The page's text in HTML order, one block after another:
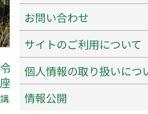
お問い合わせ
サイトのご利用について
個人情報の取り扱いにつ
情報公開
れ
ま
し
令和５年度 石水古文書講座
座、歴史講座のご案内。
講座
古
文
書
座、
半
泥